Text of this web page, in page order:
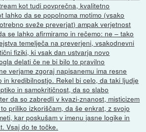
kot tudi povprečna, kvalitetno
lahko da se popolnoma motimo (vsako
sveže preverjat) ampak verjetnost
se lahko afirmiramo in rečemo: ne – tako
temelječa na preverjeni, vsakodnevni
fiziki, ki vsak dan ustvarja novo
delati če ne bi bilo to pravilno
verjame zgoraj napisanemu ima resne
in kredibilnostjo. Rekel bi celo, da taki ljudje
in samokritičnost, da so slabo
da so zabredli v kvazi-znanost, misticizem
priliko izkoriščam, da še enkrat, z svojo
kar poskušam v imenu jasne logike in
Vsaj do te točke.